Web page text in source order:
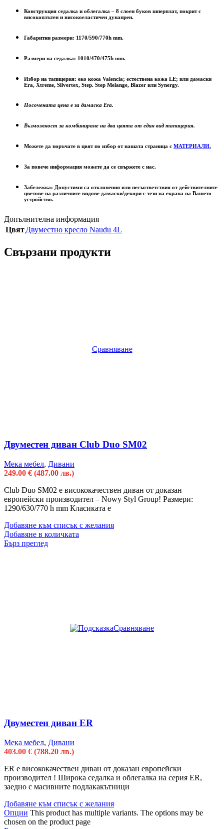
Конструкция седалка и облегалка – 8 слоен буков шперплат, покрит с
високоплътен и високоеластичен дунапрен.
Габаритни размери: 1170/590/770h mm.
Размери на седалка: 1010/470/475h mm.
Избор на тапицерия: еко кожа Valencia; естествена кожа LE; или дамаски
Era, Xtreme, Silvertex, Step. Step Melange, Blazer или Synergy.
Посочената цена е за дамаска Era.
Възможност за комбиниране на два цвята от един вид тапицерия.
Можете да поръчате в цвят по избор от нашата страница с МАТЕРИАЛИ.
За повече информация можете да се свържете с нас.
Забележка: Допустими са отклонения или несъответствия от действителните
цветове на различните видове дамаски/декори с тези на екрана на Вашето
устройство.
Допълнителна информация
ЦвятДвуместно кресло Naudu 4L
Свързани продукти
Сравняване
Двуместен диван Club Duo SM02
Мека мебел, Дивани
249.00 € (487.00 лв.)
Club Duo SM02 e висококачествен диван от доказан
европейски производител – Nowy Styl Group! Размери:
1290/630/770 h mm Класиката е
Добавяне към списък с желания
Добавяне в количката
Бърз преглед
Сравняване
Двуместен диван ER
Мека мебел, Дивани
403.00 € (788.20 лв.)
ER e висококачествен диван от доказан европейски
производител ! Широка седалка и облегалка на серия ER,
заедно с масивните подлакакътници
Добавяне към списък с желания
Опции This product has multiple variants. The options may be
chosen on the product page